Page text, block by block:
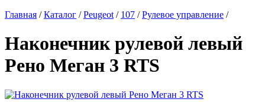
Главная / Каталог / Peugeot / 107 / Рулевое управление /
Наконечник рулевой левый
Рено Меган 3 RTS